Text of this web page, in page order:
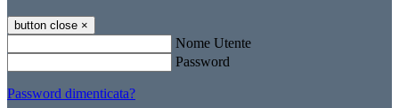
button close ×
Nome Utente
Password
Password dimenticata?